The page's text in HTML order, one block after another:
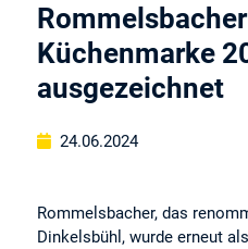
Küchenmarke
ausgezeichnet
24.06.2024
Rommelsbacher, das
Dinkelsbühl, wurde erneut